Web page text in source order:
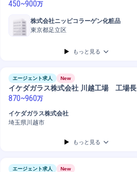
450~900万
株式会社ニッピコラーゲン化粧品
東京都足立区
もっと見る
エージェント求人 New
イケダガラス株式会社 川越工場 工場長
870~960万
イケダガラス株式会社
埼玉県川越市
もっと見る
エージェント求人 New